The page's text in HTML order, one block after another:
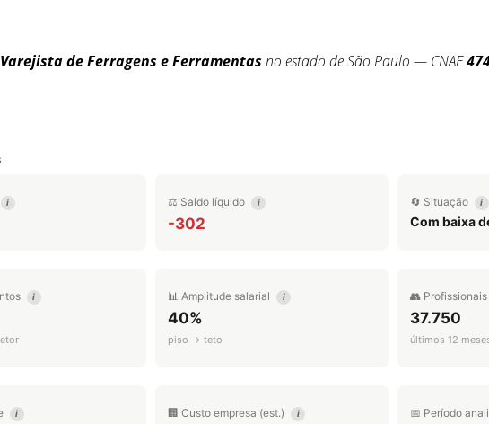
de Ferragens e Ferramentas no estado de São Paulo — CNAE
i ⚖️ Saldo líquido i
-302
🔄 Situação i
Com baixa
i 📊 Amplitude salarial i
40%
piso → teto
👥 Profissionais
37.750
últimos 12
i 🏢 Custo empresa (est.) i 📅 Período